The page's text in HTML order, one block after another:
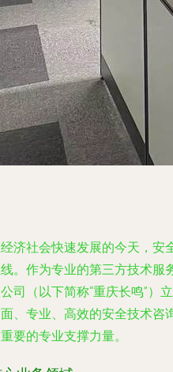
济社会快速发展的今天，安
。作为专业的第三方技术服
司（以下简称“重庆长鸣”）
、专业、高效的安全技术咨
要的专业支撑力量。